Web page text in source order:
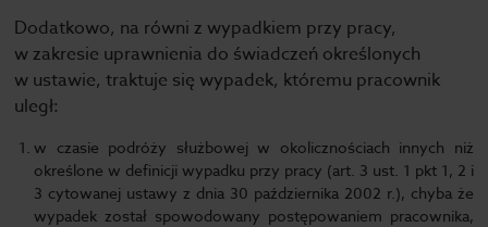
Dodatkowo, na równi z wypadkiem przy pracy,
w zakresie uprawnienia do świadczeń określonych
w ustawie, traktuje się wypadek, któremu pracownik
uległ:
w czasie podróży służbowej w okolicznościach innych niż
określone w definicji wypadku przy pracy (art. 3 ust. 1 pkt 1, 2 i
3 cytowanej ustawy z dnia 30 października 2002 r.), chyba że
wypadek został spowodowany postępowaniem pracownika,